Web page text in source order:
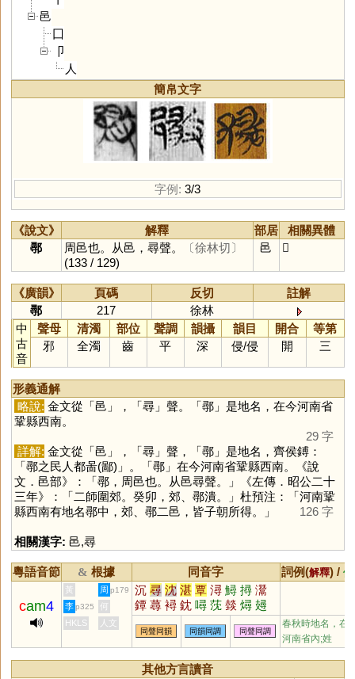
邑
囗
卩
人
簡帛文字
字例: 3/3
《說文》 解釋 部居
相關異體
鄩
周邑也。从邑，尋聲。
〔徐林切〕
(133 / 129)
邑 𨟌
《廣韻》 頁碼 反切
註解
鄩
217
徐林
中
古
音
聲母 清濁 部位 聲調 韻攝 韻目 開合
等第
邪
全濁 齒 平 深 侵/侵 開 三
形義通解
略說: 金文從「邑 」，「尋」聲。「鄩」是地名，在今河南省
鞏縣西南。
29 字
詳解: 金文從「邑 」，「尋」聲，「鄩」是地名，齊侯鎛：
「鄩之民人都啚(鄙)」。「鄩」在今河南省鞏縣西南。《說
文．邑部》：「鄩，周邑也。从邑尋聲。」《左傳．昭公二十
三年》：「二師圍郊。癸卯，郊、鄩潰。」杜預注：「河南鞏
縣西南有地名鄩中，郊、鄩二邑，皆子朝所得。」
126 字
相關漢字: 邑,尋
粵語音節 & 根據 同音字 詞例(解釋) /
cam4
黃 周 p179 沉 尋 沈 湛 覃 潯 鱘 撏 灊
鐔 蕁 襑 鈂 噚 莐 燅 燖 攳
鬵 枔 璕 爓
李 p325
何
HKLS
人文
同聲同韻 同韻同調 同聲同調
春秋時地名，在
河南省內;姓
其他方言讀音